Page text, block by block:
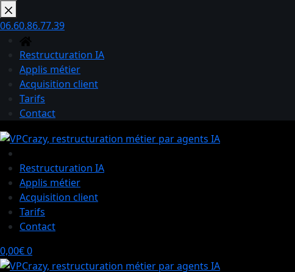
Passer
au
contenu
06.60.86.77.39
Restructuration IA
Applis métier
Acquisition client
Tarifs
Contact
Restructuration IA
Applis métier
Acquisition client
Tarifs
Contact
Panier
d’achat
0,00€0